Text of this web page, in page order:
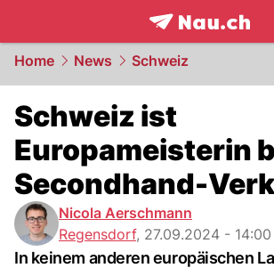
frontpage.
Home News Schweiz
Schweiz ist
Europameisterin
Secondhand-
Nicola Aerschmann
Regensdorf, 27.09.2024 - 14:00
In keinem anderen europäischen